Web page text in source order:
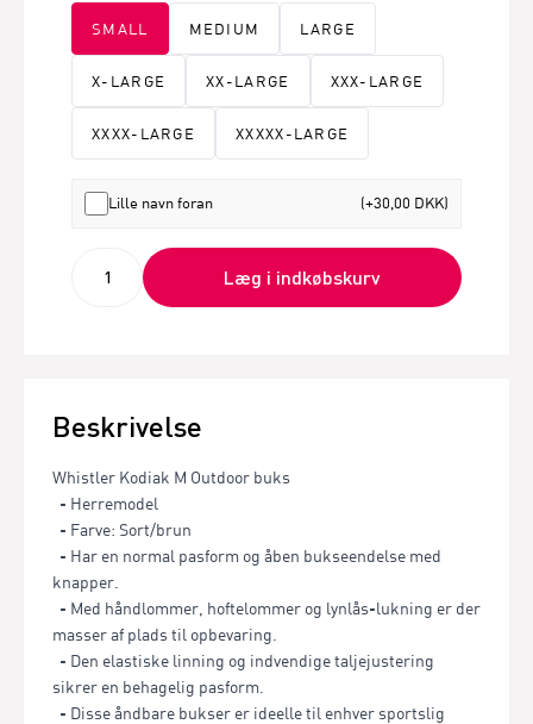
SMALL MEDIUM LARGE
X-LARGE XX-LARGE XXX-LARGE
XXXX-LARGE XXXXX-LARGE
Lille navn foran (+30,00 DKK)
Læg i indkøbskurv
Beskrivelse
Whistler Kodiak M Outdoor buks
- Herremodel
- Farve: Sort/brun
- Har en normal pasform og åben bukseendelse med
knapper.
- Med håndlommer, hoftelommer og lynlås-lukning er der
masser af plads til opbevaring.
- Den elastiske linning og indvendige taljejustering
sikrer en behagelig pasform.
- Disse åndbare bukser er ideelle til enhver sportslig